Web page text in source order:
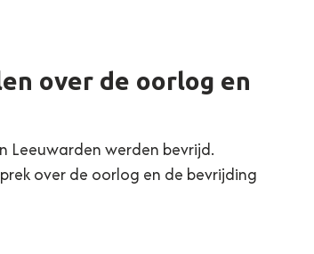
over de oorlog en
Leeuwarden werden bevrijd.
over de oorlog en de bevrijding